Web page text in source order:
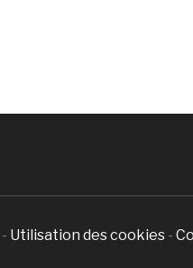
- Utilisation des cookies -